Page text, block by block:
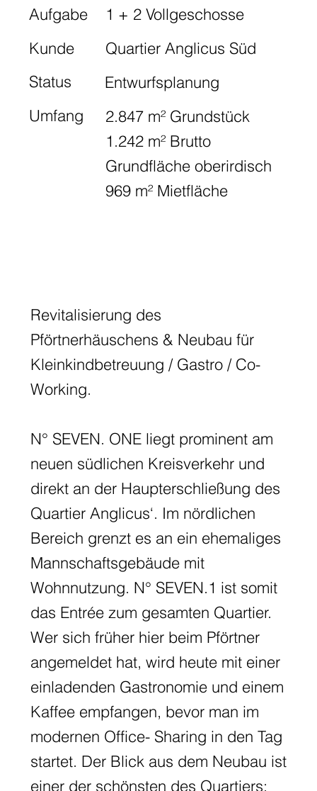
Aufgabe
1 + 2 Vollgeschosse
Kunde
Quartier Anglicus Süd
Status
Entwurfsplanung
Umfang
2.847 m² Grundstück
1.242 m² Brutto
Grundfläche oberirdisch
969 m² Mietfläche
Revitalisierung des
Pförtnerhäuschens & Neubau für
Kleinkindbetreuung / Gastro / Co-
Working.
N° SEVEN. ONE liegt prominent am
neuen südlichen Kreisverkehr und
direkt an der Haupterschließung des
Quartier Anglicus‘. Im nördlichen
Bereich grenzt es an ein ehemaliges
Mannschaftsgebäude mit
Wohnnutzung. N° SEVEN.1 ist somit
das Entrée zum gesamten Quartier.
Wer sich früher hier beim Pförtner
angemeldet hat, wird heute mit einer
einladenden Gastronomie und einem
Kaffee empfangen, bevor man im
modernen Office- Sharing in den Tag
startet. Der Blick aus dem Neubau ist
einer der schönsten des Quartiers: